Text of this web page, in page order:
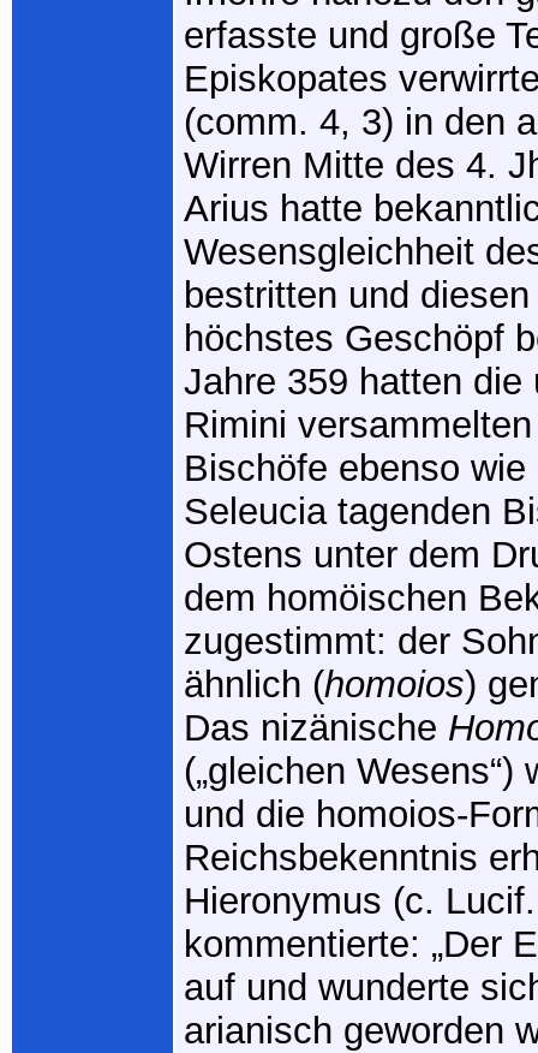
erfasste und große
Episkopates
(comm. 4, 3) in den
Wirren Mitte des 4.
Arius hatte
Wesensgleichheit
bestritten und
höchstes Geschöpf
Jahre 359 hatten die
Rimini
Bischöfe ebenso wie
Seleucia tagenden
Ostens unter dem
dem homöischen
zugestimmt: der
ähnlich (homoios)
Das nizänische
(„gleichen Wesens“)
und die homoios-
Reichsbekenntnis
Hieronymus (c.
kommentierte: „Der
auf und wunderte
arianisch geworden